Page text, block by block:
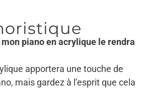
piano en acrylique le rendra
apportera une touche de
mais gardez à l’esprit que cela